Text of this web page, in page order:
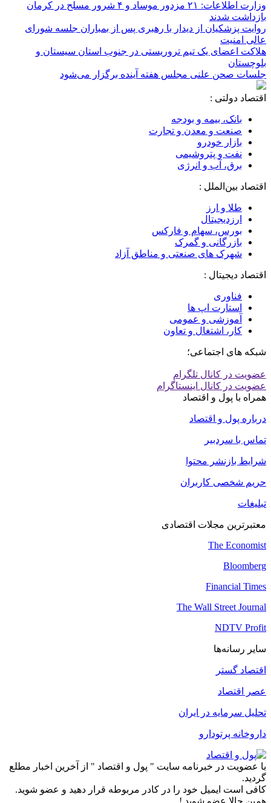
وزارت اطلاعات: ۲۱ مزدور موساد و ۴ شرور مسلح در کرمان
بازداشت شدند
روایت پزشکیان از دیدار با رهبری پس از بمباران جلسه شورای
عالی امنیت
هلاکت اعضای یک تیم تروریستی در جنوب استان سیستان و
بلوچستان
جلسات صحن علنی مجلس هفته آینده برگزار می‌شود
اقتصاد دولتی :
بانک، بیمه و بودجه
صنعت و معدن و تجارت
بازار خودرو
نفت و پتروشیمی
برق، آب و انرژی
اقتصاد بین‌الملل :
طلا و ارز
ارزدیجیتال
بورس، سهام و فارکس
بازرگانی و گمرک
شهرک های صنعتی و مناطق آزاد
اقتصاد دیجیتال :
فناوری
استارت اپ ها
آموزشی و عمومی
کار، اشتغال و تعاون
شبکه های اجتماعی؛
عضویت در کانال تلگرام
عضویت در کانال اینستاگرام
همراه با پول و اقتصاد
درباره پول و اقتصاد
تماس با سردبیر
شرایط بازنشر محتوا
حریم شخصی کاربران
تبلیغات
معتبرترین مجلات اقتصادی
The Economist
Bloomberg
Financial Times
The Wall Street Journal
NDTV Profit
سایر رسانه‌ها
اقتصاد گستر
عصر اقتصاد
تحلیل سرمایه در ایران
داروخانه پرتودارو
با عضویت در خبرنامه سایت " پول و اقتصاد " از آخرین اخبار مطلع
گردید.
کافی است ایمیل خود را در کادر مربوطه قرار دهید و عضو شوید.